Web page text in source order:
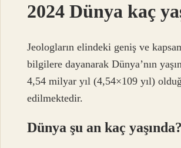
2024 Dünya kaç
Jeologların elindeki geniş ve
bilgilere dayanarak Dünya’nın
4,54 milyar yıl (4,54×109 yıl)
edilmektedir.
Dünya şu an kaç yaşında?